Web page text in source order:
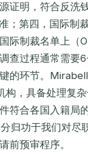
证明，符合反洗
；第四，国际制
际制裁名单上（
查过程通常需要
的环节。
构，具备处理复
符合各国入籍局
归功于我们对尽
前预审程序。